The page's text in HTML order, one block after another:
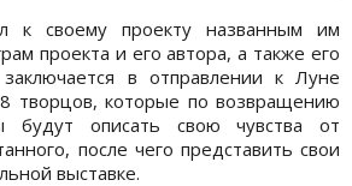
к своему проекту названным им
проекта и его автора, а также его
в отправлении к Луне
творцов, которые по возвращению
описать свою чувства от
после чего представить свои
выставке.